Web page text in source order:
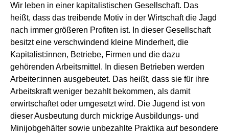
Wir leben in einer kapitalistischen Gesellschaft. Das
heißt, dass das treibende Motiv in der Wirtschaft die Jagd
nach immer größeren Profiten ist. In dieser Gesellschaft
besitzt eine verschwindend kleine Minderheit, die
Kapitalist:innen, Betriebe, Firmen und die dazu
gehörenden Arbeitsmittel. In diesen Betrieben werden
Arbeiter:innen ausgebeutet. Das heißt, dass sie für ihre
Arbeitskraft weniger bezahlt bekommen, als damit
erwirtschaftet oder umgesetzt wird. Die Jugend ist von
dieser Ausbeutung durch mickrige Ausbildungs- und
Minijobgehälter sowie unbezahlte Praktika auf besondere